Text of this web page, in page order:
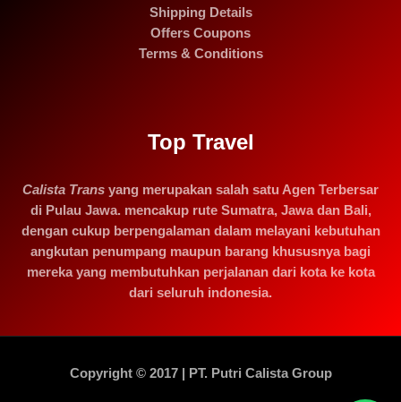
Shipping Details
Offers Coupons
Terms & Conditions
Top Travel
Calista Trans yang merupakan salah satu Agen Terbersar
di Pulau Jawa. mencakup rute Sumatra, Jawa dan Bali,
dengan cukup berpengalaman dalam melayani kebutuhan
angkutan penumpang maupun barang khususnya bagi
mereka yang membutuhkan perjalanan dari kota ke kota
dari seluruh indonesia.
Copyright © 2017 | PT. Putri Calista Group